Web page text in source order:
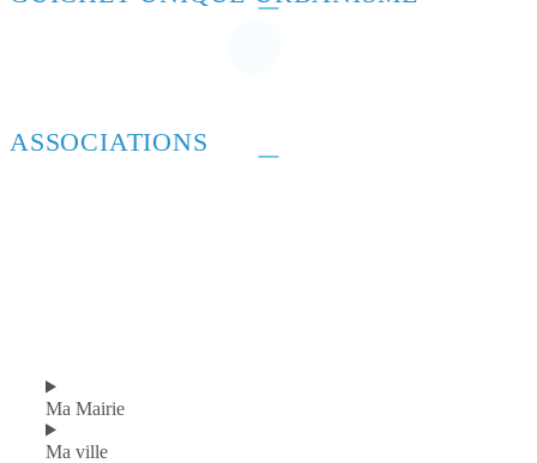
ASSOCIATIONS
Ma Mairie
Ma ville